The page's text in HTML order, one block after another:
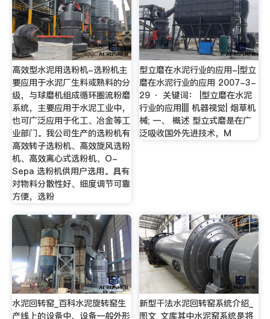
高效型水泥用选粉机-选粉机主
要应用于水泥厂生料或熟料的分
级，与球磨机组成循环圈流粉磨
系统，主要应用于水泥工业中，
也可广泛应用于化工、冶金等工
业部门。我公司生产的选粉机有
高效转子选粉机、高效旋风选粉
机、高效离心式选粉机、O-
Sepa 选粉机供用户选用。具有
对物料分散性好、细度调节可靠
方便，选粉
型立磨在水泥行业的应用-|型立
磨在水泥行业的应用 2007-3-
29 · 关键词： |型立磨在水泥
行业的应用|||| 机器视觉| 烟草机
械; 一、 概述 型立式磨是在广
泛吸收国外先进技术，M
水泥回转窑_百科水泥旋转窑生
产线上的设备中，设备一般外形
新型干法水泥回转窑系统介绍_
图文_文库其中水泥窑系统是将